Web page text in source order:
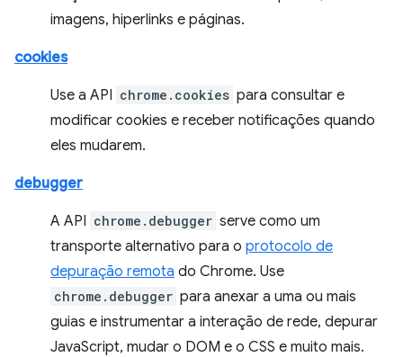
imagens, hiperlinks e páginas.
cookies
Use a API chrome.cookies para consultar e
modificar cookies e receber notificações quando
eles mudarem.
debugger
A API chrome.debugger serve como um
transporte alternativo para o protocolo de
depuração remota do Chrome. Use
chrome.debugger para anexar a uma ou mais
guias e instrumentar a interação de rede, depurar
JavaScript, mudar o DOM e o CSS e muito mais.